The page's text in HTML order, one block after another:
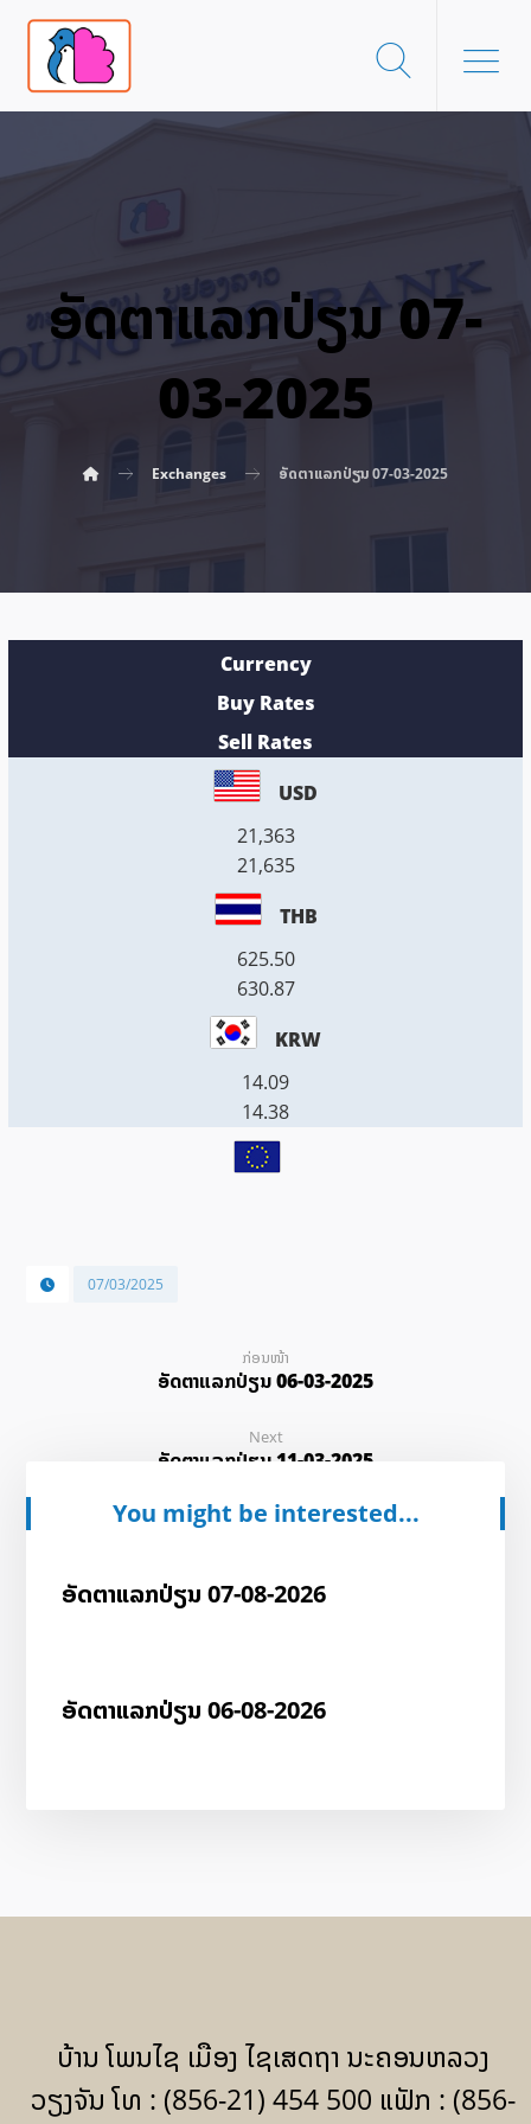
ອັດ​ຕາ​ແລກ​ປ່ຽນ 07-
03-2025
Exchanges ອັດ​ຕາ​ແລກ​ປ່ຽນ 07-03-2025
Currency
Buy Rates
Sell Rates
USD
21,363
21,635
THB
625.50
630.87
KRW
14.09
14.38
07/03/2025
ກ່ອນໜ້າ
ອັດ​ຕາ​ແລກ​ປ່ຽນ 06-03-2025
Next
ອັດ​ຕາ​ແລກ​ປ່ຽນ 11-03-2025
You might be interested...
ອັດ​ຕາ​ແລກ​ປ່ຽນ 07-08-2026
ອັດ​ຕາ​ແລກ​ປ່ຽນ 06-08-2026
ບ້ານ ໂພນໄຊ ເມືອງ ໄຊເສດຖາ ນະຄອນຫລວງ
ວຽງຈັນ ໂທ : (856-21) 454 500 ແຟັກ : (856-